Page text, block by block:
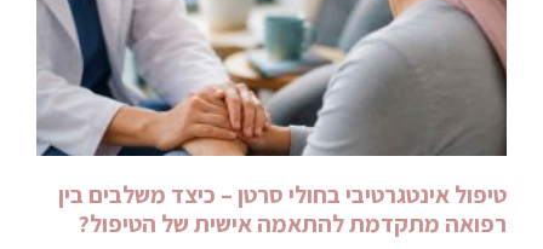
טיפול אינטגרטיבי בחולי סרטן – כיצד משלבים בין
רפואה מתקדמת להתאמה אישית של הטיפול?